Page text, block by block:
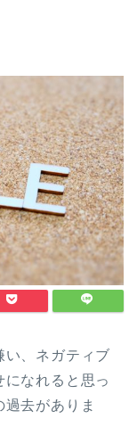
い、ネガティブ
なれると思っ
去がありま